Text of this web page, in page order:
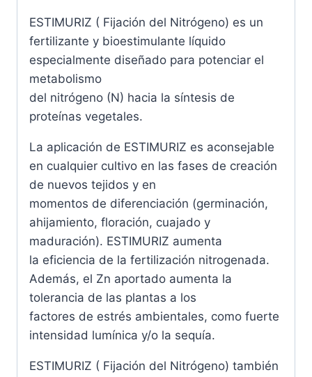
ESTIMURIZ ( Fijación del Nitrógeno) es un
fertilizante y bioestimulante líquido
especialmente diseñado para potenciar el
metabolismo
del nitrógeno (N) hacia la síntesis de
proteínas vegetales.
La aplicación de ESTIMURIZ es aconsejable
en cualquier cultivo en las fases de creación
de nuevos tejidos y en
momentos de diferenciación (germinación,
ahijamiento, floración, cuajado y
maduración). ESTIMURIZ aumenta
la eficiencia de la fertilización nitrogenada.
Además, el Zn aportado aumenta la
tolerancia de las plantas a los
factores de estrés ambientales, como fuerte
intensidad lumínica y/o la sequía.
ESTIMURIZ ( Fijación del Nitrógeno) también